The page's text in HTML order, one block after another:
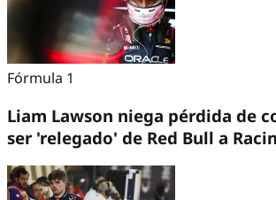
Fórmula 1
Liam Lawson niega pérdida de
ser 'relegado' de Red Bull a